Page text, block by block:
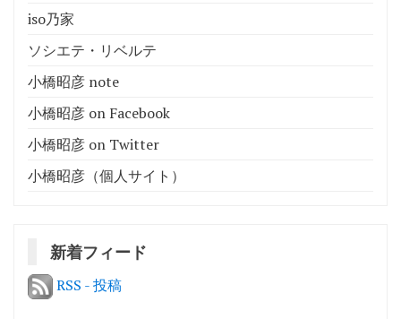
iso乃家
ソシエテ・リベルテ
小橋昭彦 note
小橋昭彦 on Facebook
小橋昭彦 on Twitter
小橋昭彦（個人サイト）
新着フィード
RSS - 投稿